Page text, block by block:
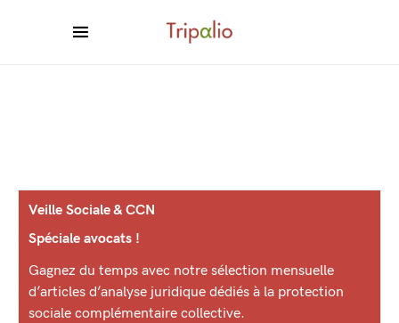
Veille Sociale & CCN
Spéciale avocats !
Gagnez du temps avec notre sélection mensuelle
d’articles d’analyse juridique dédiés à la protection
sociale complémentaire collective.